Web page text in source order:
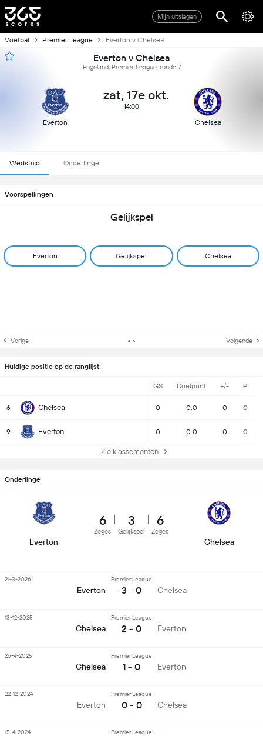
Mijn uitslagen
Voetbal Premier League Everton v Chelsea
Everton v Chelsea
Engeland, Premier League, ronde 7
Everton
zat, 17e okt.
14:00
Chelsea
Wedstrijd Onderlinge
Voorspellingen
Gelijkspel
Everton Gelijkspel Chelsea
Vorige Volgende
Huidige positie op de ranglijst
GS Doelpunt +/- P
6 Chelsea 0 0:0 0 0
9 Everton 0 0:0 0 0
Zie klassementen
Onderlinge
Everton
6
Zeges
3
Gelijkspel
6
Zeges
Chelsea
Everton
Premier League
3 - 0 Chelsea
21-3-2026
Chelsea
Premier League
2 - 0 Everton
13-12-2025
Chelsea
Premier League
1 - 0 Everton
26-4-2025
Everton
Premier League
0 - 0 Chelsea
22-12-2024
Premier League
15-4-2024